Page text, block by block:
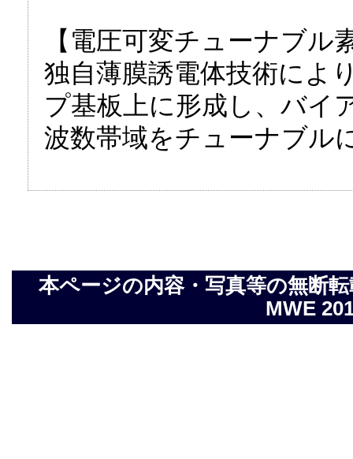
【電圧可変チューナブル
独自薄膜誘電体技術によ
プ基板上に形成し、バイ
波数帯域をチューナブル
本ページの内容・写真等の無断
MWE